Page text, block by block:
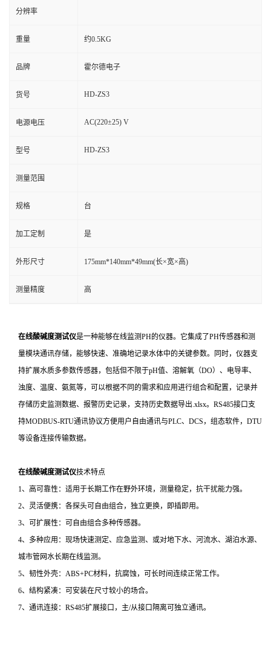
分辨率
重量 约0.5KG
品牌 霍尔德电子
货号 HD-ZS3
电源电压 AC(220±25) V
型号 HD-ZS3
测量范围
规格 台
加工定制 是
外形尺寸 175mm*140mm*49mm(长×宽×高)
测量精度 高
在线酸碱度测试仪是一种能够在线监测PH的仪器。它集成了PH传感器和测
量模块通讯存储，能够快速、准确地记录水体中的关键参数。同时，仪器支
持扩展水质多参数传感器，包括但不限于pH值、溶解氧（DO）、电导率、
浊度、温度、氨氮等，可以根据不同的需求和应用进行组合和配置，记录并
存储历史监测数据、报警历史记录，支持历史数据导出.xlsx。RS485接口支
持MODBUS-RTU通讯协议方便用户自由通讯与PLC、DCS，组态软件，DTU
等设备连接传输数据。
在线酸碱度测试仪技术特点
1、高可靠性：适用于长期工作在野外环境，测量稳定，抗干扰能力强。
2、灵活便携：各探头可自由组合，独立更换，即插即用。
3、可扩展性：可自由组合多种传感器。
4、多种应用：现场快速测定、应急监测、或对地下水、河流水、湖泊水源、
城市管网水长期在线监测。
5、韧性外壳：ABS+PC材料，抗腐蚀，可长时间连续正常工作。
6、结构紧凑：可安装在尺寸较小的场合。
7、通讯连接：RS485扩展接口，主/从接口隔离可独立通讯。